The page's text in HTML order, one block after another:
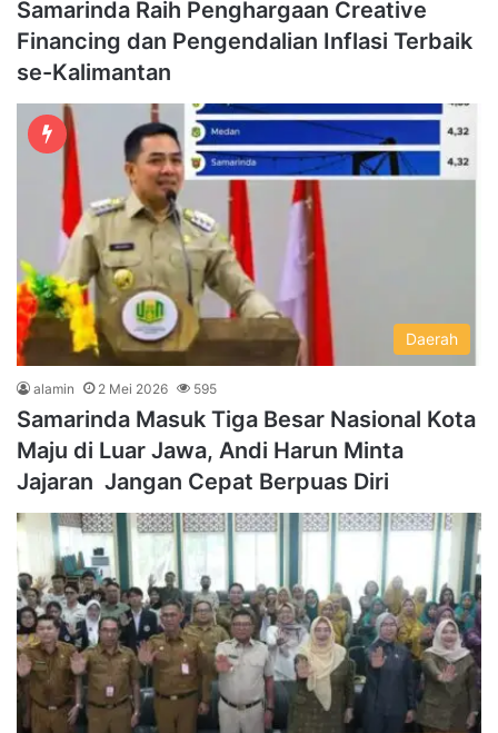
Samarinda Raih Penghargaan Creative
Financing dan Pengendalian Inflasi Terbaik
se-Kalimantan
Daerah
alamin 2 Mei 2026 595
Samarinda Masuk Tiga Besar Nasional Kota
Maju di Luar Jawa, Andi Harun Minta
Jajaran Jangan Cepat Berpuas Diri